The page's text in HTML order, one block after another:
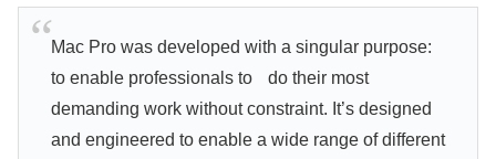
Mac Pro was developed with a singular purpose:
to enable professionals to do their most
demanding work without constraint. It’s designed
and engineered to enable a wide range of different